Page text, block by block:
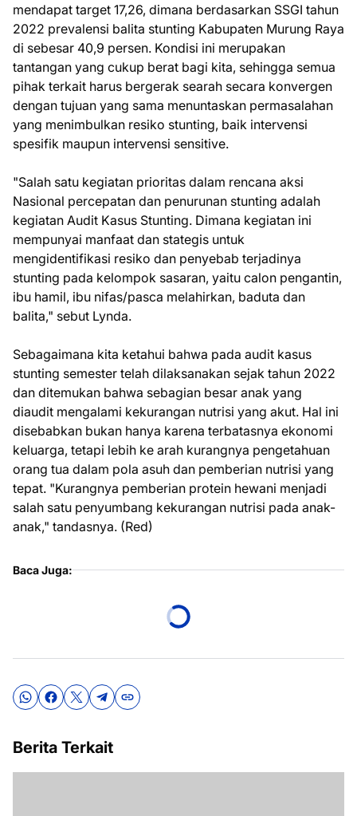
mendapat target 17,26, dimana berdasarkan SSGI tahun
2022 prevalensi balita stunting Kabupaten Murung Raya
di sebesar 40,9 persen. Kondisi ini merupakan
tantangan yang cukup berat bagi kita, sehingga semua
pihak terkait harus bergerak searah secara konvergen
dengan tujuan yang sama menuntaskan permasalahan
yang menimbulkan resiko stunting, baik intervensi
spesifik maupun intervensi sensitive.
"Salah satu kegiatan prioritas dalam rencana aksi
Nasional percepatan dan penurunan stunting adalah
kegiatan Audit Kasus Stunting. Dimana kegiatan ini
mempunyai manfaat dan stategis untuk
mengidentifikasi resiko dan penyebab terjadinya
stunting pada kelompok sasaran, yaitu calon pengantin,
ibu hamil, ibu nifas/pasca melahirkan, baduta dan
balita," sebut Lynda.
Sebagaimana kita ketahui bahwa pada audit kasus
stunting semester telah dilaksanakan sejak tahun 2022
dan ditemukan bahwa sebagian besar anak yang
diaudit mengalami kekurangan nutrisi yang akut. Hal ini
disebabkan bukan hanya karena terbatasnya ekonomi
keluarga, tetapi lebih ke arah kurangnya pengetahuan
orang tua dalam pola asuh dan pemberian nutrisi yang
tepat. "Kurangnya pemberian protein hewani menjadi
salah satu penyumbang kekurangan nutrisi pada anak-
anak," tandasnya. (Red)
Baca Juga:
Berita Terkait